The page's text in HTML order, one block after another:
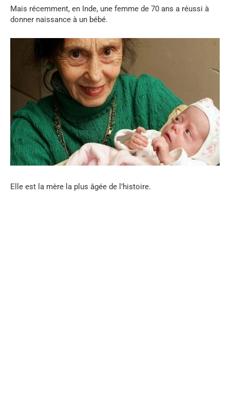
Mais récemment, en Inde, une femme de 70 ans a réussi à
donner naissance à un bébé.
Elle est la mère la plus âgée de l’histoire.